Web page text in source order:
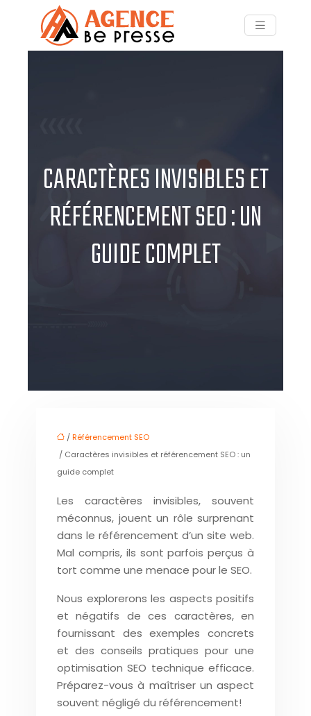
CARACTÈRES INVISIBLES ET
RÉFÉRENCEMENT SEO : UN
GUIDE COMPLET
/Référencement SEO
/ Caractères invisibles et référencement SEO : un
guide complet
Les caractères invisibles, souvent
méconnus, jouent un rôle surprenant
dans le référencement d’un site web.
Mal compris, ils sont parfois perçus à
tort comme une menace pour le SEO.
Nous explorerons les aspects positifs
et négatifs de ces caractères, en
fournissant des exemples concrets
et des conseils pratiques pour une
optimisation SEO technique efficace.
Préparez-vous à maîtriser un aspect
souvent négligé du référencement!